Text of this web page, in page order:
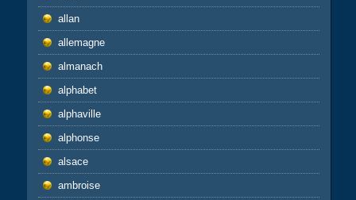
allan
allemagne
almanach
alphabet
alphaville
alphonse
alsace
ambroise